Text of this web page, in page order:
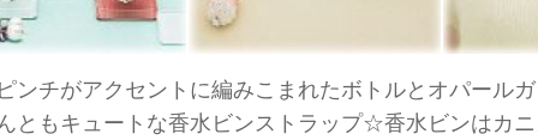
ンチがアクセントに編みこまれたボトルとオパール
ともキュートな香水ビンストラップ☆香水ビンはカ